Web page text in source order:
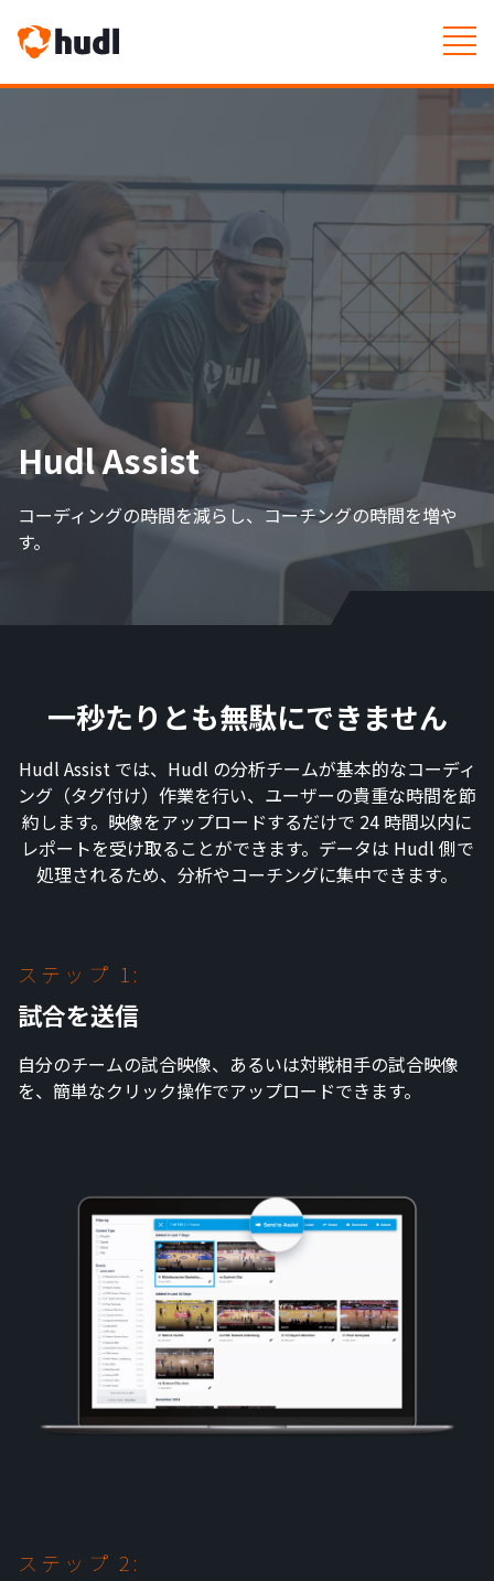
Hudl Assist
コーディングの時間を減らし、コーチングの時間を増や
す。
一秒たりとも無駄にできません
Hudl Assist では、Hudl の分析チームが基本的なコーディ
ング（タグ付け）作業を行い、ユーザーの貴重な時間を節
約します。映像をアップロードするだけで 24 時間以内に
レポートを受け取ることができます。データは Hudl 側で
処理されるため、分析やコーチングに集中できます。
ステップ 1:
試合を送信
自分のチームの試合映像、あるいは対戦相手の試合映像
を、簡単なクリック操作でアップロードできます。
ステップ 2: